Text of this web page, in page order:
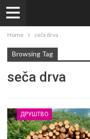
Home seča drva
Browsing Tag
seča drva
ДРУШТВО